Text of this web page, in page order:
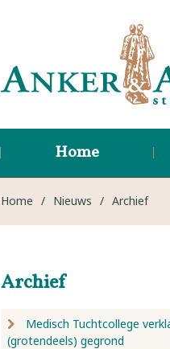
Home
Home / Nieuws / Archief
Archief
Medisch Tuchtcollege
(grotendeels) gegrond